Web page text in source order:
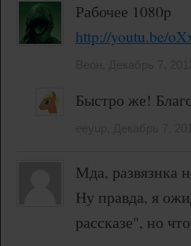
Рабочее 1080p
http://youtu.be/
Быстро же!
Мда, развязнка
Ну правда, я
рассказе", но